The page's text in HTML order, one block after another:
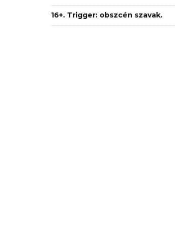
16+. Trigger: obszcén szavak.